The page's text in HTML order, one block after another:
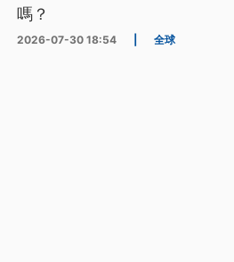
嗎？
2026-07-30 18:54 全球